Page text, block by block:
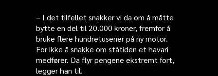
– I det tilfellet snakker vi da om å måtte
bytte en del til 20.000 kroner, fremfor å
bruke flere hundretusener på ny motor.
For ikke å snakke om ståtiden et havari
medfører. Da flyr pengene ekstremt fort,
legger han til.